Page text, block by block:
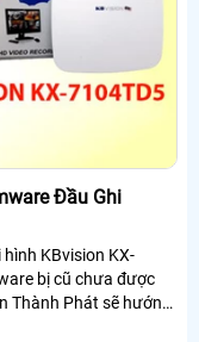
Đầu Ghi
KBvision KX-
bị cũ chưa được